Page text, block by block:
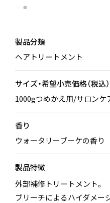
製品分類
ヘアトリートメント
サイズ・希望小売価格（税込）
1000gつめかえ用/サロンケ
香り
ウォータリーブーケの香り
製品特徴
外部補修トリートメント。
ブリーチによるハイダメー